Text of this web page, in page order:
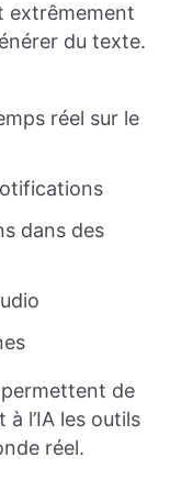
extrêmement
du texte.
réel sur le
dans des
de
l’IA les outils
réel.